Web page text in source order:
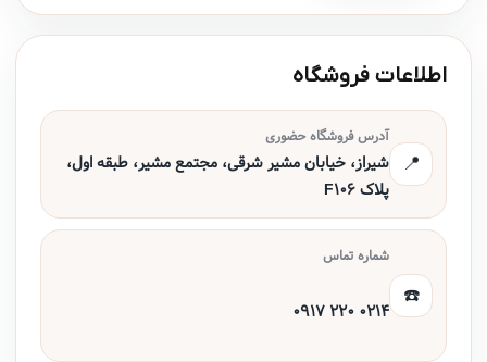
اطلاعات فروشگاه
📍
آدرس فروشگاه حضوری
شیراز، خیابان مشیر شرقی، مجتمع مشیر، طبقه اول،
پلاک F106
☎️
شماره تماس
0917 220 0214